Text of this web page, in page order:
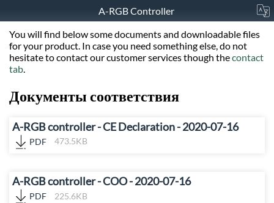
A-RGB Controller
You will find below some documents and downloadable files
for your product. In case you need something else, do not
hesitate to contact our customer services though thecontact
tab.
Документы соответствия
A-RGB controller - CE Declaration - 2020-07-16
PDF 473.5KB
A-RGB controller - COO - 2020-07-16
PDF 225.6KB